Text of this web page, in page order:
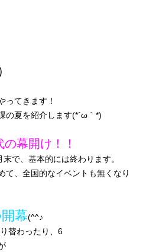
ってきます！
の夏を紹介します(*´ω｀*)
の幕開け！！
で、基本的には終わります。
て、全国的なイベントも無くなり
幕(^^♪
替わったり、6